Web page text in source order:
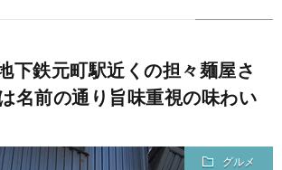
下鉄元町駅近くの担々麺屋さ
名前の通り旨味重視の味わい
グルメ